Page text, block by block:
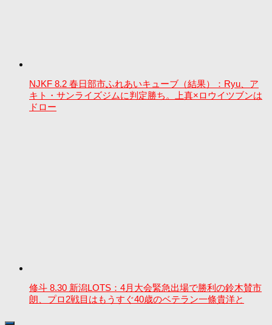
NJKF 8.2 春日部市ふれあいキューブ（結果）：Ryu、ア
キト・サンライズジムに判定勝ち。上真×ロウイツブンは
ドロー
修斗 8.30 新潟LOTS：4月大会緊急出場で勝利の鈴木賛市
朗、プロ2戦目はもうすぐ40歳のベテラン一條貴洋と